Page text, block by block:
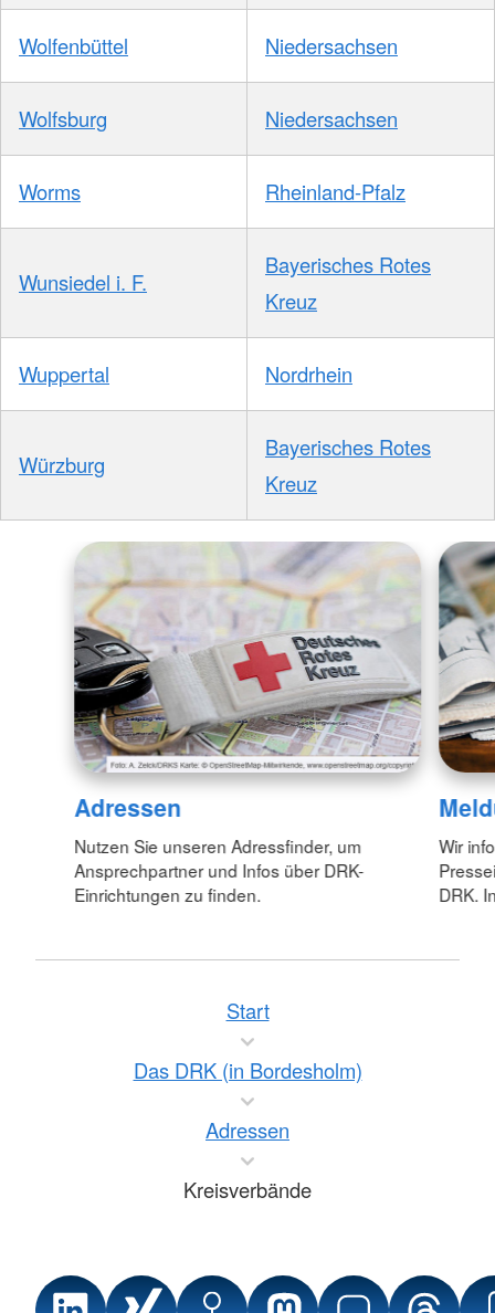
Wolfenbüttel Niedersachsen
Wolfsburg Niedersachsen
Worms Rheinland-Pfalz
Wunsiedel i. F.
Bayerisches Rotes
Kreuz
Wuppertal Nordrhein
Würzburg
Bayerisches Rotes
Kreuz
Adressen
Nutzen Sie unseren Adressfinder, um
Ansprechpartner und Infos über DRK-
Einrichtungen zu finden.
Wir
DRK.
Start
Das DRK (in Bordesholm)
Adressen
Kreisverbände